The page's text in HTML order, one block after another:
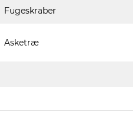
Fugeskraber
Asketræ